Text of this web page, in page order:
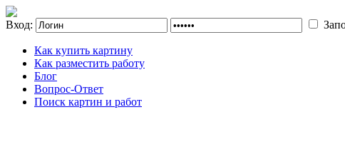
Вход:
Как купить картину
Как разместить работу
Блог
Вопрос-Ответ
Поиск картин и работ